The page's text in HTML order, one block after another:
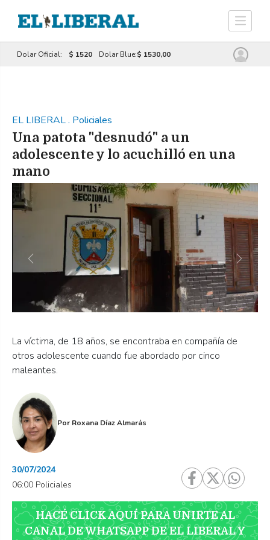
Dolar Oficial: $ 1520 Dolar Blue:$ 1530,00
EL LIBERAL. Policiales
Una patota "desnudó" a un
adolescente y lo acuchilló en una
mano
La víctima, de 18 años, se encontraba en compañía de
otros adolescente cuando fue abordado por cinco
maleantes.
Previous Next
Por Roxana Díaz Almarás
30/07/2024
06:00 Policiales
HACÉ CLICK AQUÍ PARA UNIRTE AL
CANAL DE WHATSAPP DE EL LIBERAL Y